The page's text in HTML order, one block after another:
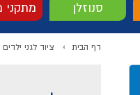
סנוזלן
דף הבית ציוד לגני ילדים